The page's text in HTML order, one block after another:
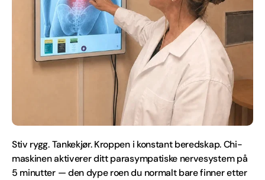
Stiv rygg. Tankekjør. Kroppen i konstant beredskap. Chi-
maskinen aktiverer ditt parasympatiske nervesystem på
5 minutter — den dype roen du normalt bare finner etter